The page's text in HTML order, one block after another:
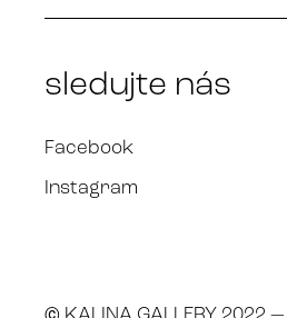
sledujte nás
Facebook
Instagram